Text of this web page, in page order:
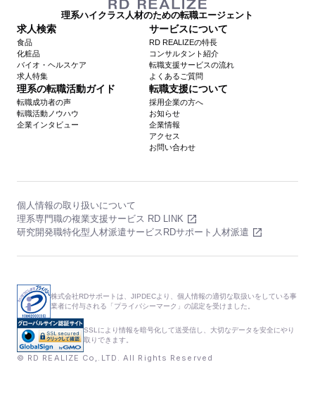
理系ハイクラス人材のための転職エージェント
求人検索
食品
化粧品
バイオ・ヘルスケア
求人特集
サービスについて
RD REALIZEの特長
コンサルタント紹介
転職支援サービスの流れ
よくあるご質問
理系の転職活動ガイド
転職成功者の声
転職活動ノウハウ
企業インタビュー
転職支援について
採用企業の方へ
お知らせ
企業情報
アクセス
お問い合わせ
個人情報の取り扱いについて
理系専門職の複業支援サービス RD LINK
研究開発職特化型人材派遣サービスRDサポート人材派遣
株式会社RDサポートは、JIPDECより、個人情報の適切な取扱いをしている事
業者に付与される「プライバシーマーク」の認定を受けました。
SSLにより情報を暗号化して送受信し、大切なデータを安全にやり
取りできます。
© RD REALIZE Co,.LTD. All Rights Reserved